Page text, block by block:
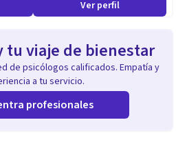
sobre mí es que me caracterizo
cómo hemos llegado al punto
a afrontar lo que esté
del paciente.
Ver perfil
tu viaje de bienestar
de psicólogos calificados. Empatía y
a tu servicio.
profesionales